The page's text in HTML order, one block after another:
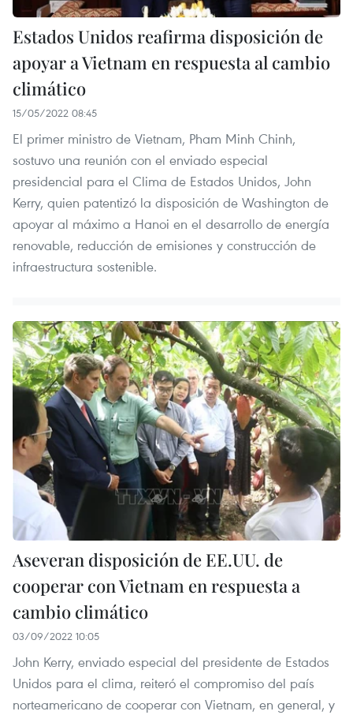
Estados Unidos reafirma disposición de
apoyar a Vietnam en respuesta al cambio
climático
15/05/2022 08:45
El primer ministro de Vietnam, Pham Minh Chinh,
sostuvo una reunión con el enviado especial
presidencial para el Clima de Estados Unidos, John
Kerry, quien patentizó la disposición de Washington de
apoyar al máximo a Hanoi en el desarrollo de energía
renovable, reducción de emisiones y construcción de
infraestructura sostenible.
Aseveran disposición de EE.UU. de
cooperar con Vietnam en respuesta a
cambio climático
03/09/2022 10:05
John Kerry, enviado especial del presidente de Estados
Unidos para el clima, reiteró el compromiso del país
norteamericano de cooperar con Vietnam, en general, y